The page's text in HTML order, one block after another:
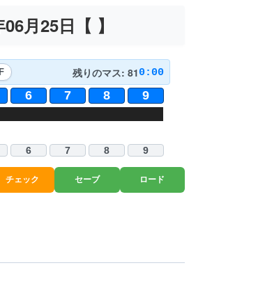
月25日【 】
残りのマス: 810:00
6 7 8 9
6 7 8 9
チェック セーブ ロード